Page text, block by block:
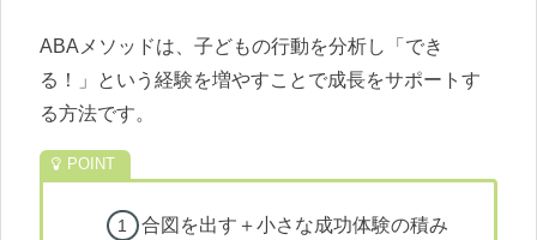
ABAメソッドは、子どもの行動を分析し「でき
る！」という経験を増やすことで成長をサポートす
る方法です。
合図を出す＋小さな成功体験の積み